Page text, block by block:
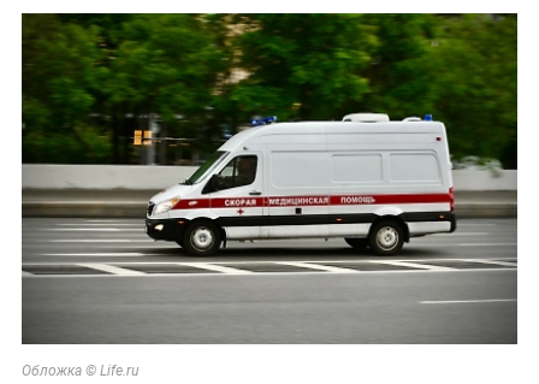
Обложка © Life.ru